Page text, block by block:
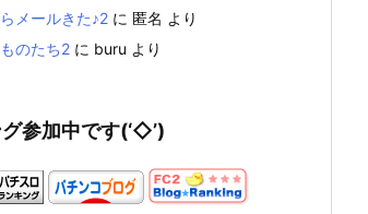
メールきた♪2 に 匿名 より
のたち2 に buru より
参加中です(‘◇’)ゞ